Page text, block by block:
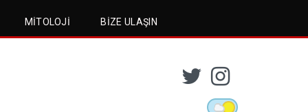
MITOLOJI BIZE ULAŞIN